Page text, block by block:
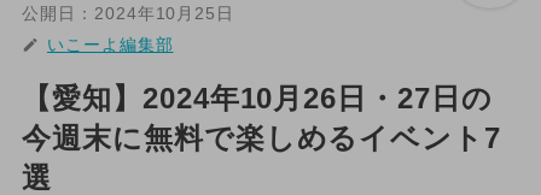
公開日： 2024年10月25日
いこーよ編集部
【愛知】2024年10月26日・27日の
今週末に無料で楽しめるイベント7
選